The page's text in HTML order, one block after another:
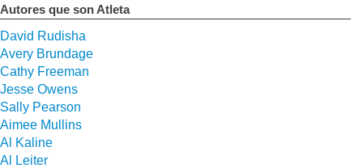
Autores que son Atleta
David Rudisha
Avery Brundage
Cathy Freeman
Jesse Owens
Sally Pearson
Aimee Mullins
Al Kaline
Al Leiter